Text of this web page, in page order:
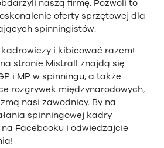
naszą firmę. Pozwoli to
oferty sprzętowej dla
spinningistów.
i kibicować razem!
stronie Mistrall znajdą się
i MP w spinningu, a także
rozgrywek międzynarodowych,
nasi zawodnicy. By na
spinningowej kadry
Facebooku i odwiedzajcie